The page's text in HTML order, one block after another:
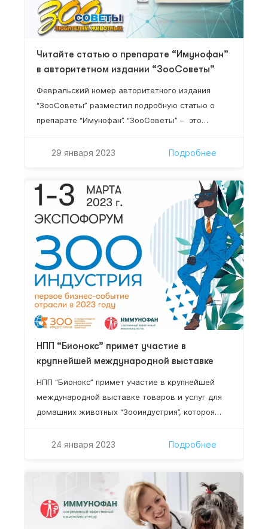
Читайте статью о препарате “Имунофан”
в авторитетном издании “ЗооСоветы”
Февральский номер авторитетного издания
“ЗооСоветы” разместил подробную статью о
препарате “Имунофан”. “ЗооСоветы” – это
специально для любителей домашних животных.
квалифицированных профессионалов – все
сотрудники издания имеют специальное
образование и большинство — кандидатские
степени. Читайте статью о препарате “Имунофан”
уже 15 февраля 2022 года!
29 января 2023 Подробнее
НПП “Бионокс” примет участие в
крупнейшей международной выставке
НПП “Бионокс” примет участие в крупнейшей
международной выставке товаров и услуг для
домашних животных “Зооиндустрия”, котороя
выставочном центре “ЭКСПОФОРУМ” в Санкт-
цифры говорят сами за себя: более 100
участников, 4 000 специалистов, 9 000 м2
площадь экспозиций! Номер стенда участника
выставки ООО НПП “Бионокс” – С1.
24 января 2023 Подробнее